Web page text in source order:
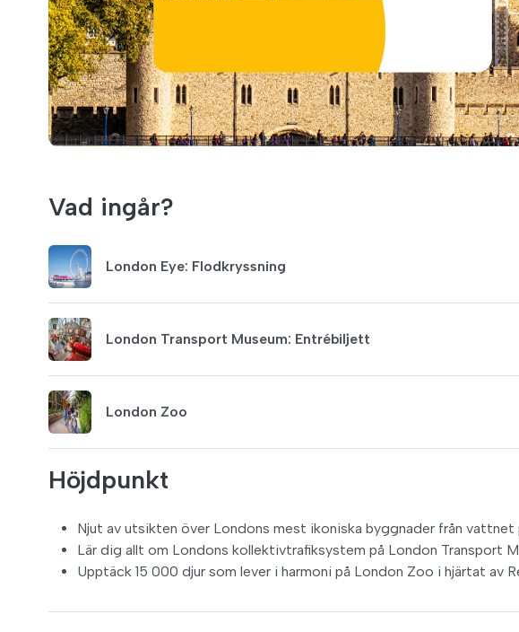
Vad ingår?
London Eye: Flodkryssning
London Transport Museum: Entrébiljett
London Zoo
Höjdpunkt
Njut av utsikten över Londons mest ikoniska byggnader från
Lär dig allt om Londons kollektivtrafiksystem på London Transport
Upptäck 15 000 djur som lever i harmoni på London Zoo i hjärtat av